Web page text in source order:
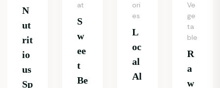
N
Ut
Rit
Io
Us
Sp
at
S
W
Ee
T
Be
ori
es
L
Oc
Al
Al
Ve
ge
ta
ble
R
A
W